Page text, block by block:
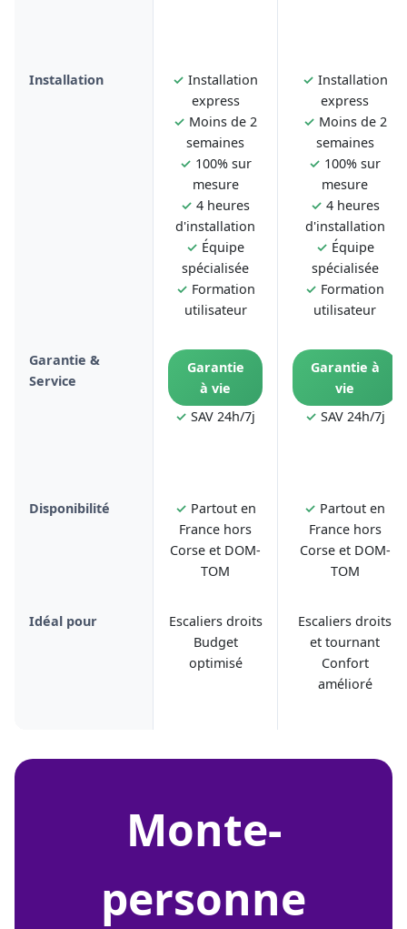
Installation ✓ Installation
express
✓ Moins de 2
semaines
✓ 100% sur
mesure
✓ 4 heures
d'installation
✓ Équipe
spécialisée
✓ Formation
utilisateur
✓ Installation
express
✓ Moins de 2
semaines
✓ 100% sur
mesure
✓ 4 heures
d'installation
✓ Équipe
spécialisée
✓ Formation
utilisateur
Garantie &
Service
Garantie
à vie
✓ SAV 24h/7j
Garantie à
vie
✓ SAV 24h/7j
Disponibilité ✓ Partout en
France hors
Corse et DOM-
TOM
✓ Partout en
France hors
Corse et DOM-
TOM
Idéal pour
Escaliers droits
Budget
optimisé
Escaliers droits
et tournant
Confort
amélioré
monte-
personne